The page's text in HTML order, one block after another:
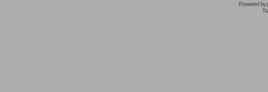
Powered by